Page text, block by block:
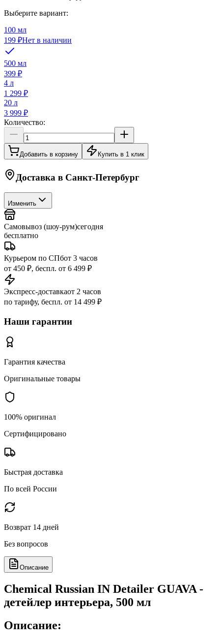
Выберите вариант:
100 мл
199 ₽Нет в наличии
500 мл
399 ₽
4 л
1 299 ₽
20 л
3 999 ₽
Количество:
Добавить в корзину Купить в 1 клик
Доставка в Санкт-Петербург
Изменить
Самовывоз (шоу-рум)сегодня
бесплатно
Курьером по СПбот 3 часов
от 450 ₽, беспл. от 6 499 ₽
Экспресс-доставкаот 2 часов
по тарифу, беспл. от 14 499 ₽
Наши гарантии
Гарантия качества
Оригинальные товары
100% оригинал
Сертифицировано
Быстрая доставка
По всей России
Возврат 14 дней
Без вопросов
Описание
Chemical Russian IN Detailer GUAVA -
детейлер интерьера, 500 мл
Описание: